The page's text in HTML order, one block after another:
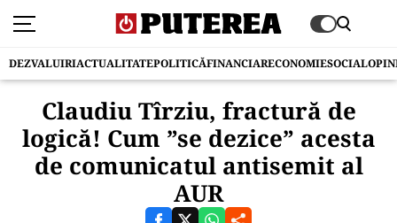
DEZVALUIRIACTUALITATEPOLITICĂFINANCIARECONOMIESOCIAL
Claudiu Tîrziu, fractură de
logică! Cum ”se dezice” acesta
de comunicatul antisemit al
AUR